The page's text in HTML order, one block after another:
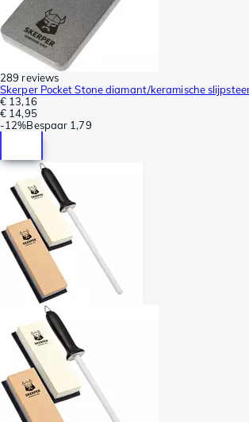
289 reviews
Skerper Pocket Stone diamant/keramische
€ 13,16
€ 14,95
-12%Bespaar 1,79